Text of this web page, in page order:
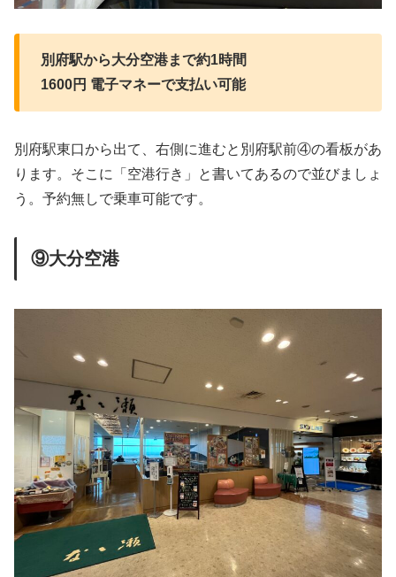
別府駅から大分空港まで約1時間
1600円 電子マネーで支払い可能
別府駅東口から出て、右側に進むと別府駅前④の看板があ
ります。そこに「空港行き」と書いてあるので並びましょ
う。予約無しで乗車可能です。
⑨大分空港